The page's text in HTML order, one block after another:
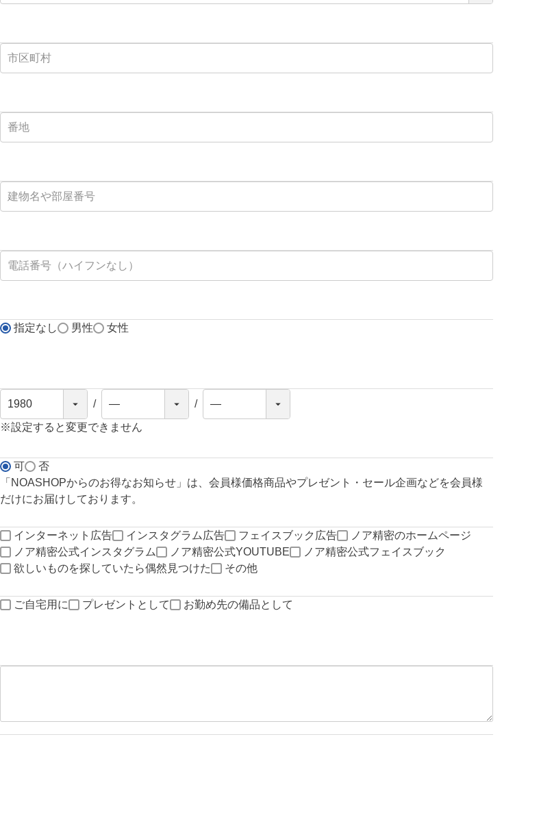
指定なし 男性 女性
※設定すると変更できません
可
否
「NOASHOPからのお得なお知らせ」は、会員様価格商品やプレゼント・セール企画などを会員様
だけにお届けしております。
インターネット広告 インスタグラム広告 フェイスブック広告
ノア精密のホームページ
ノア精密公式インスタグラム
ノア精密公式YOUTUBE
ノア精密公式フェイスブック
欲しいものを探していたら偶然見つけた
その他
ご自宅用に プレゼントとして お勤め先の備品として